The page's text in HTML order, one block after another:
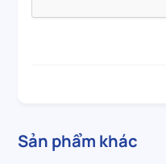
Sản phẩm khác